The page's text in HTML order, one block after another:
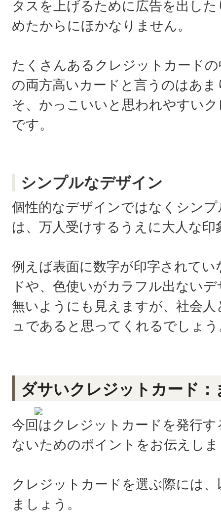
タスを上げるために広告を出し
めたからにほかなりません。
たくさんあるクレジットカード
の両方高いカードと言うのはあ
そ、かっこいいと思われやすい
です。
シンプルなデザイン
個性的なデザインではなくシン
は、万人受けするうえに大人な
例えば表面に数字が印字されて
ドや、色使いがカラフル出ない
無いようにも見えますが、社会
ュであると思ってくれるでしょ
ダサいクレジットカード：
今回はクレジットカードを発行
ないためのポイントをお伝えし
クレジットカードを選ぶ際には
ましょう。